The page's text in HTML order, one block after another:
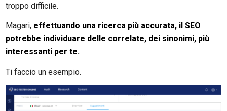
troppo difficile.
Magari, effettuando una ricerca più accurata, il SEO
potrebbe individuare delle correlate, dei sinonimi, più
interessanti per te.
Ti faccio un esempio.